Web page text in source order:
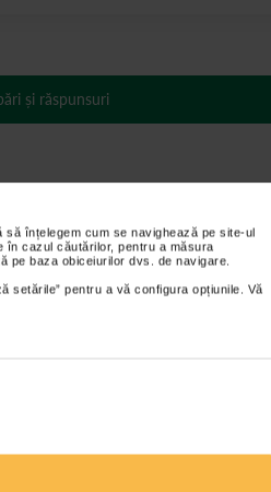
înțelegem cum se navighează pe site-ul
în cazul căutărilor, pentru a măsura
pe baza obiceiurilor dvs. de navigare.
setările” pentru a vă configura opțiunile. Vă
Constructia este realizata din
indicat de producator.
și răspunsuri